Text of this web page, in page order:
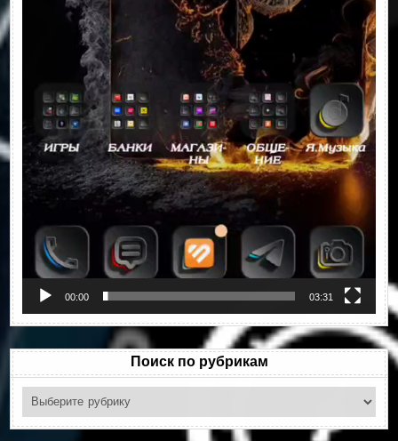
00:00 03:31
Поиск по рубрикам
Поиск
по
рубрикам